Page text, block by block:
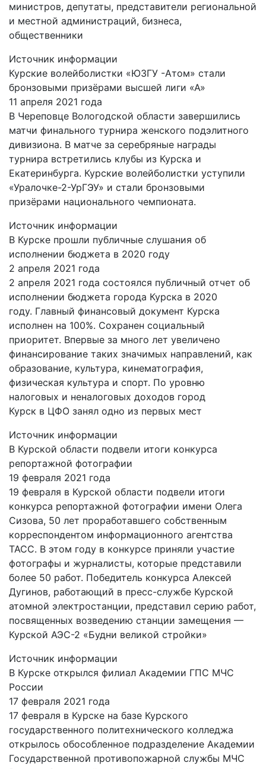
министров, депутаты, представители региональной
и местной администраций, бизнеса,
общественники
Источник информации
Курские волейболистки «ЮЗГУ -Атом» стали
бронзовыми призёрами высшей лиги «А»
11 апреля 2021 года
В Череповце Вологодской области завершились
матчи финального турнира женского подэлитного
дивизиона. В матче за серебряные награды
турнира встретились клубы из Курска и
Екатеринбурга. Курские волейболистки уступили
«Уралочке-2-УрГЭУ» и стали бронзовыми
призёрами национального чемпионата.
Источник информации
В Курске прошли публичные слушания об
исполнении бюджета в 2020 году
2 апреля 2021 года
2 апреля 2021 года состоялся публичный отчет об
исполнении бюджета города Курска в 2020
году. Главный финансовый документ Курска
исполнен на 100%. Сохранен социальный
приоритет. Впервые за много лет увеличено
финансирование таких значимых направлений, как
образование, культура, кинематография,
физическая культура и спорт. По уровню
налоговых и неналоговых доходов город
Курск в ЦФО занял одно из первых мест
Источник информации
В Курской области подвели итоги конкурса
репортажной фотографии
19 февраля 2021 года
19 февраля в Курской области подвели итоги
конкурса репортажной фотографии имени Олега
Сизова, 50 лет проработавшего собственным
корреспондентом информационного агентства
ТАСС. В этом году в конкурсе приняли участие
фотографы и журналисты, которые представили
более 50 работ. Победитель конкурса Алексей
Дугинов, работающий в пресс-службе Курской
атомной электростанции, представил серию работ,
посвященных возведению станции замещения —
Курской АЭС-2 «Будни великой стройки»
Источник информации
В Курске открылся филиал Академии ГПС МЧС
России
17 февраля 2021 года
17 февраля в Курске на базе Курского
государственного политехнического колледжа
открылось обособленное подразделение Академии
Государственной противопожарной службы МЧС